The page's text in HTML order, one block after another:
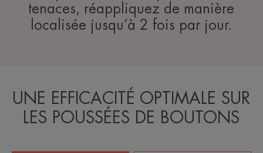
tenaces, réappliquez de manière
localisée jusqu’à 2 fois par jour.
UNE EFFICACITÉ OPTIMALE SUR
LES POUSSÉES DE BOUTONS